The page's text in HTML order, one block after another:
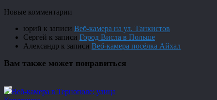
Новые комментарии
юрий к записи Веб-камера на ул. Танкистов
Сергей к записи Город Висла в Польше
Александр к записи Веб-камера посёлка Айхал
Вам также может понравиться
Веб-камера в Тернополе: улица